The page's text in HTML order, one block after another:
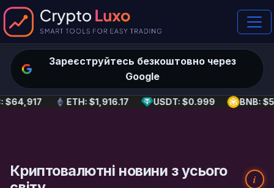
Зареєструйтесь безкоштовно через
Google
$64,917 ETH: $1,916.17 USDT: $0.999 BNB:
Криптовалютні новини з усього
i